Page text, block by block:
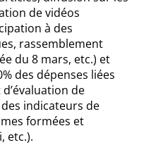
de vidéos
à des
rassemblement
du 8 mars, etc.) et
des dépenses liées
de
indicateurs de
formées et
etc.).